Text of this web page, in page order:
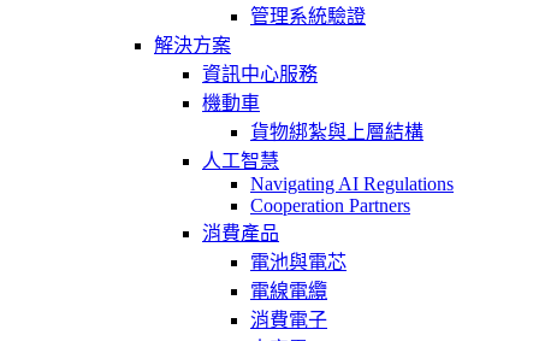
管理系統驗證
解決方案
資訊中心服務
機動車
貨物綁紮與上層結構
人工智慧
Navigating AI Regulations
Cooperation Partners
消費產品
電池與電芯
電線電纜
消費電子